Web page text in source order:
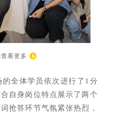
看更多
全体学员依次进行了 1分
自身岗位特点展示了两个
抢答环节气氛紧张热烈，